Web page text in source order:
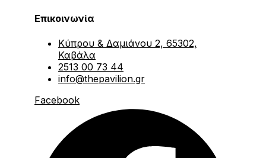
Επικοινωνία
Κύπρου & Δαμιάνου 2, 65302,
Καβάλα
2513 00 73 44
info@thepavilion.gr
Facebook